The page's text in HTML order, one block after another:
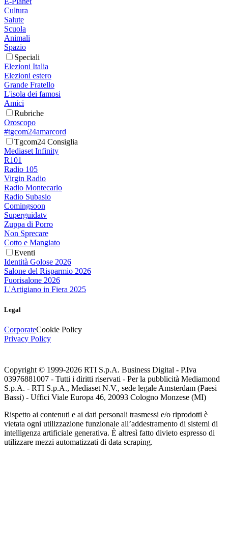
Cultura
Salute
Scuola
Animali
Spazio
Speciali
Elezioni Italia
Elezioni estero
Grande Fratello
L'isola dei famosi
Amici
Rubriche
Oroscopo
#tgcom24amarcord
Tgcom24 Consiglia
Mediaset Infinity
R101
Radio 105
Virgin Radio
Radio Montecarlo
Radio Subasio
Comingsoon
Superguidatv
Zuppa di Porro
Non Sprecare
Cotto e Mangiato
Eventi
Identità Golose 2026
Salone del Risparmio 2026
Fuorisalone 2026
L'Artigiano in Fiera 2025
Legal
CorporateCookie Policy
Privacy Policy
Copyright © 1999-2026 RTI S.p.A. Business Digital - P.Iva
03976881007 - Tutti i diritti riservati - Per la pubblicità Mediamond
S.p.A. - RTI S.p.A., Mediaset N.V., sede legale Amsterdam (Paesi
Bassi) - Uffici Viale Europa 46, 20093 Cologno Monzese (MI)
Rispetto ai contenuti e ai dati personali trasmessi e/o riprodotti è
vietata ogni utilizzazione funzionale all’addestramento di sistemi di
intelligenza artificiale generativa. È altresì fatto divieto espresso di
utilizzare mezzi automatizzati di data scraping.